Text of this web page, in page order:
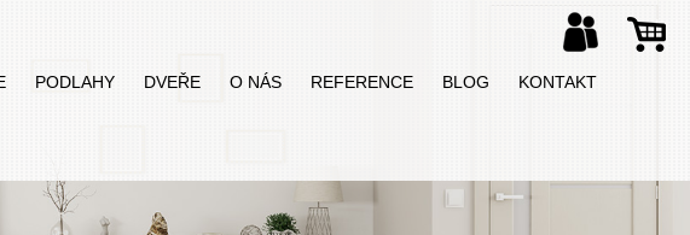
PODLAHY DVEŘE O NÁS REFERENCE BLOG KONTAKT